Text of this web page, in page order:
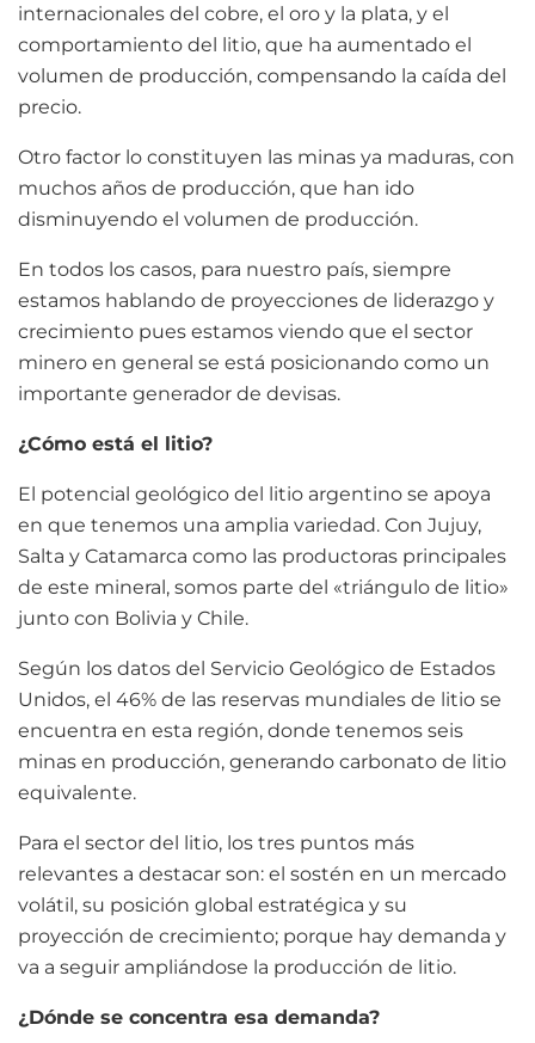
internacionales del cobre, el oro y la plata, y el
comportamiento del litio, que ha aumentado el
volumen de producción, compensando la caída del
precio.
Otro factor lo constituyen las minas ya maduras, con
muchos años de producción, que han ido
disminuyendo el volumen de producción.
En todos los casos, para nuestro país, siempre
estamos hablando de proyecciones de liderazgo y
crecimiento pues estamos viendo que el sector
minero en general se está posicionando como un
importante generador de devisas.
¿Cómo está el litio?
El potencial geológico del litio argentino se apoya
en que tenemos una amplia variedad. Con Jujuy,
Salta y Catamarca como las productoras principales
de este mineral, somos parte del «triángulo de litio»
junto con Bolivia y Chile.
Según los datos del Servicio Geológico de Estados
Unidos, el 46% de las reservas mundiales de litio se
encuentra en esta región, donde tenemos seis
minas en producción, generando carbonato de litio
equivalente.
Para el sector del litio, los tres puntos más
relevantes a destacar son: el sostén en un mercado
volátil, su posición global estratégica y su
proyección de crecimiento; porque hay demanda y
va a seguir ampliándose la producción de litio.
¿Dónde se concentra esa demanda?